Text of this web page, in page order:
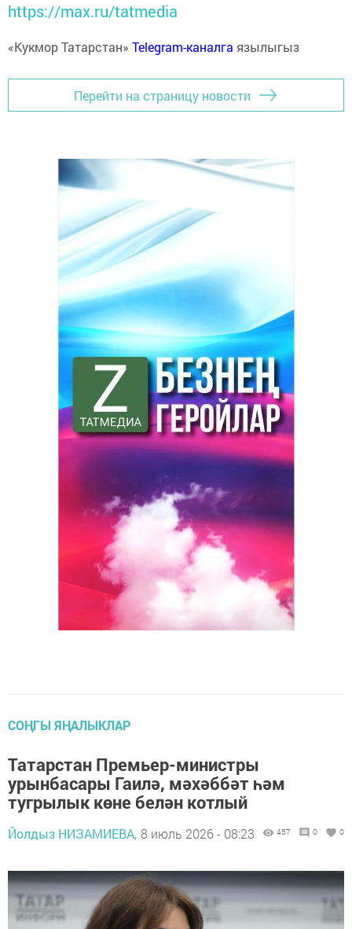
https://max.ru/tatmedia
«Кукмор Татарстан» Telegram-каналга язылыгыз
Перейти на страницу новости
СОҢГЫ ЯҢАЛЫКЛАР
Татарстан Премьер-министры
урынбасары Гаилә, мәхәббәт һәм
тугрылык көне белән котлый
Йолдыз НИЗАМИЕВА, 8 июль 2026 - 08:23 457 0 0